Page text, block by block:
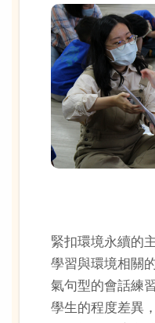
緊扣環境永續的
學習與環境相關
氣句型的會話練
學生的程度差異